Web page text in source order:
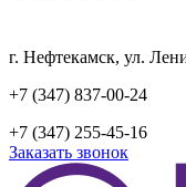
г. Нефтекамск, ул.
+7 (347) 837-00-24
+7 (347) 255-45-16
Заказать звонок